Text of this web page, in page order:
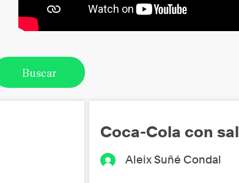
Coca-Cola con sal
Aleix Suñé Condal